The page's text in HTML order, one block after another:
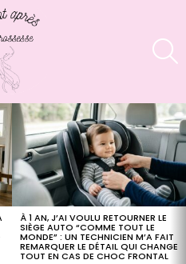
À 1 AN, J’AI VOULU RETOURNER LE
SIÈGE AUTO “COMME TOUT LE
MONDE” : UN TECHNICIEN M’A FAIT
REMARQUER LE DÉTAIL QUI CHANGE
TOUT EN CAS DE CHOC FRONTAL